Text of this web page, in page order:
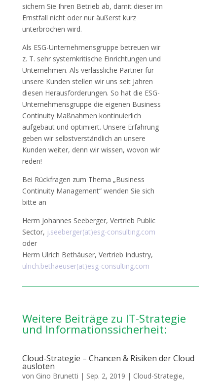
sichern Sie Ihren Betrieb ab, damit dieser im
Ernstfall nicht oder nur äußerst kurz
unterbrochen wird.
Als ESG-Unternehmensgruppe betreuen wir
z. T. sehr systemkritische Einrichtungen und
Unternehmen. Als verlässliche Partner für
unsere Kunden stellen wir uns seit Jahren
diesen Herausforderungen. So hat die ESG-
Unternehmensgruppe die eigenen Business
Continuity Maßnahmen kontinuierlich
aufgebaut und optimiert. Unsere Erfahrung
geben wir selbstverständlich an unsere
Kunden weiter, denn wir wissen, wovon wir
reden!
Bei Rückfragen zum Thema „Business
Continuity Management“ wenden Sie sich
bitte an
Herrn Johannes Seeberger, Vertrieb Public
Sector, j.seeberger(at)esg-consulting.com
oder
Herrn Ulrich Bethäuser, Vertrieb Industry,
ulrich.bethaeuser(at)esg-consulting.com
Weitere Beiträge zu IT-Strategie
und Informationssicherheit:
Cloud-Strategie – Chancen & Risiken der Cloud
ausloten
von Gino Brunetti | Sep. 2, 2019 | Cloud-Strategie,